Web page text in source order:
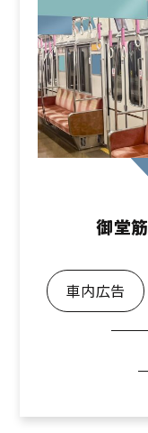
御堂
車内広告